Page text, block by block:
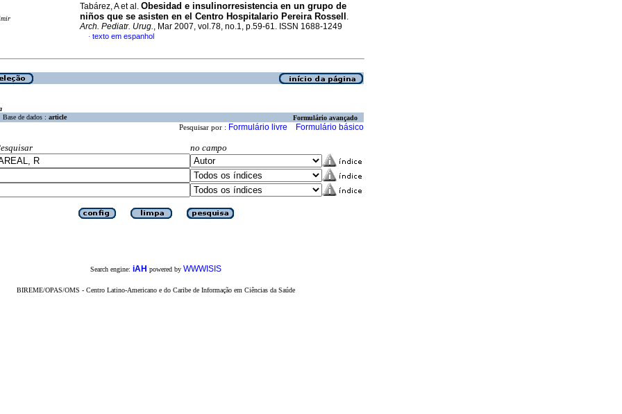
Tabárez, A et al. Obesidad e insulinorresistencia en un grupo de
niños que se asisten en el Centro Hospitalario Pereira Rossell
.
Arch. Pediatr. Urug., Mar 2007, vol.78, no.1, p.59-61. ISSN 1688-1249
· texto em espanhol
Base de dados : article Formulário avançado
Pesquisar por : Formulário livre Formulário básico
no campo
Search engine: iAH powered by WWWISIS
BIREME/OPAS/OMS - Centro Latino-Americano e do Caribe de Informação em Ciências da Saúde